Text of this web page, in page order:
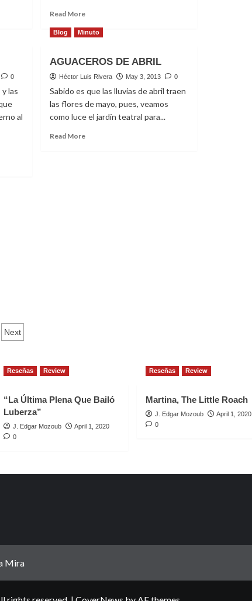
Read MoreRead
about
de
Película
0
las
al
Blog Minuto
AGUACEROS DE ABRIL
Héctor Luis Rivera May 3, 2013 0
Sabido es que las lluvias de abril traen
las flores de mayo, pues, veamos
como luce el jardín teatral para...
Read MoreRead
Next
Reseñas Review
“La Última Plena Que Bailó
Luberza”
J. Edgar Mozoub
April 1, 2020
0
Reseñas Review
Martina, The Little Roach
J. Edgar Mozoub
April 1, 2020
0
Mira